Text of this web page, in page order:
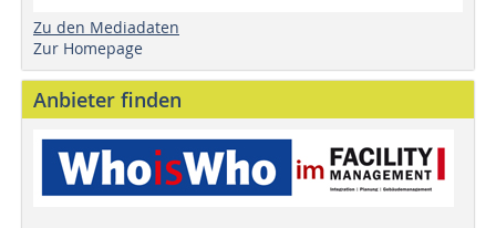
Zu den Mediadaten
Zur Homepage
Anbieter finden